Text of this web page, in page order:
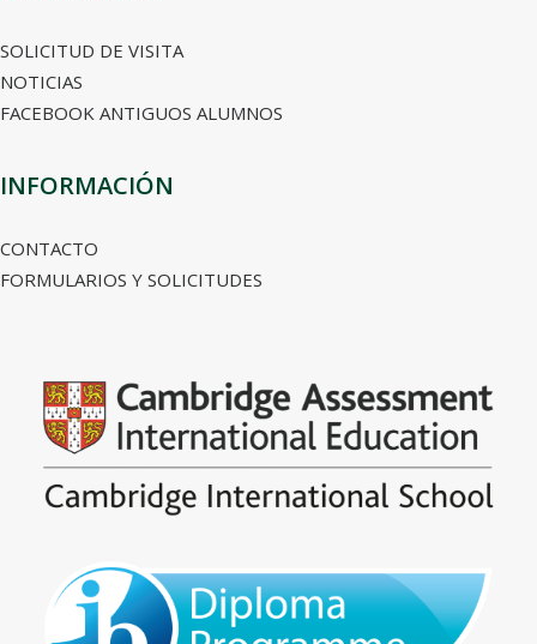
SOLICITUD DE VISITA
NOTICIAS
FACEBOOK ANTIGUOS ALUMNOS
INFORMACIÓN
CONTACTO
FORMULARIOS Y SOLICITUDES